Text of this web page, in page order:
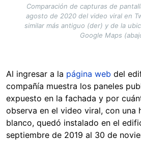
Comparación de capturas de
agosto de 2020 del video viral en
similar más antiguo (der) y de la
Google Maps
Al ingresar a la página web del
compañía muestra los paneles
expuesto en la fachada y por
observa en el video viral, con una
blanco, quedó instalado en el
septiembre de 2019 al 30 de